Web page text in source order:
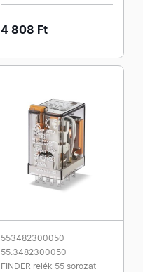
4 808 Ft
553482300050
55.3482300050
FINDER relék 55 sorozat